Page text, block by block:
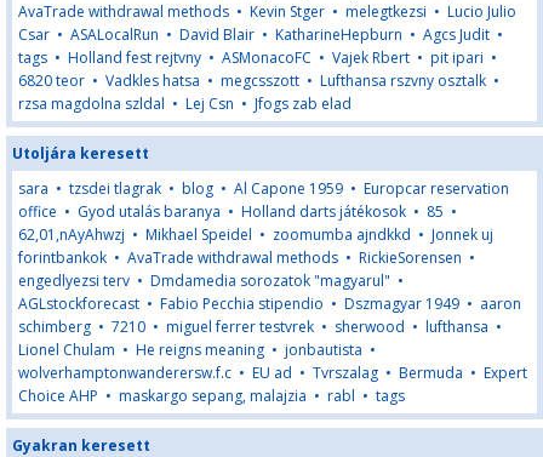
AvaTrade withdrawal methods • Kevin Stger • melegtkezsi • Lucio Julio
Csar • ASALocalRun • David Blair • KatharineHepburn • Agcs Judit •
tags • Holland fest rejtvny • ASMonacoFC • Vajek Rbert • pit ipari •
6820 teor • Vadkles hatsa • megcsszott • Lufthansa rszvny osztalk •
rzsa magdolna szldal • Lej Csn • Jfogs zab elad
Utoljára keresett
sara • tzsdei tlagrak • blog • Al Capone 1959 • Europcar reservation
office • Gyod utalás baranya • Holland darts játékosok • 85 •
62,01,nAyAhwzj • Mikhael Speidel • zoomumba ajndkkd • Jonnek uj
forintbankok • AvaTrade withdrawal methods • RickieSorensen •
engedlyezsi terv • Dmdamedia sorozatok "magyarul" •
AGLstockforecast • Fabio Pecchia stipendio • Dszmagyar 1949 • aaron
schimberg • 7210 • miguel ferrer testvrek • sherwood • lufthansa •
Lionel Chulam • He reigns meaning • jonbautista •
wolverhamptonwanderersw.f.c • EU ad • Tvrszalag • Bermuda • Expert
Choice AHP • maskargo sepang, malajzia • rabl • tags
Gyakran keresett